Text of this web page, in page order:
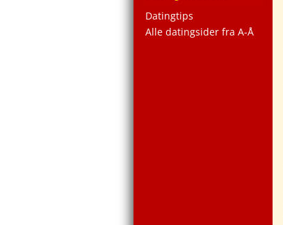
Datingtips
Alle datingsider fra A-Å